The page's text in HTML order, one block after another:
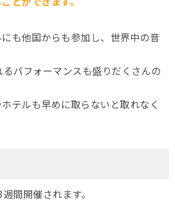
も他国からも参加し、世界中の音
パフォーマンスも盛りだくさんの
テルも早めに取らないと取れなく
間開催されます。